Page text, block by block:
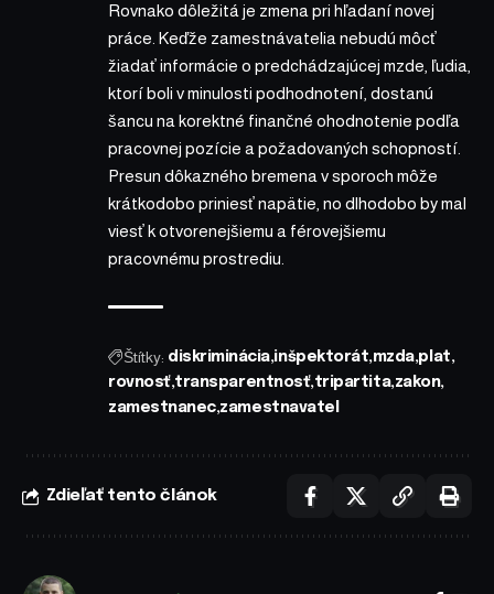
Rovnako dôležitá je zmena pri hľadaní novej
práce. Keďže zamestnávatelia nebudú môcť
žiadať informácie o predchádzajúcej mzde, ľudia,
ktorí boli v minulosti podhodnotení, dostanú
šancu na korektné finančné ohodnotenie podľa
pracovnej pozície a požadovaných schopností.
Presun dôkazného bremena v sporoch môže
krátkodobo priniesť napätie, no dlhodobo by mal
viesť k otvorenejšiemu a férovejšiemu
pracovnému prostrediu.
Štítky: diskriminácia inšpektorát mzda plat
rovnosť transparentnosť tripartita zakon
zamestnanec zamestnavatel
Zdieľať tento článok